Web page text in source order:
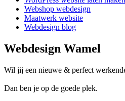
Webshop webdesign
Maatwerk website
Webdesign blog
Webdesign Wamel
Wil jij een nieuwe & perfect
Dan ben je op de goede plek.